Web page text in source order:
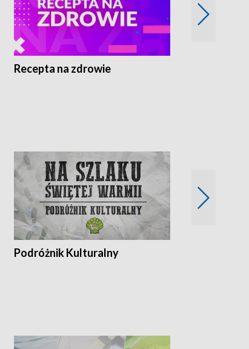
Recepta na zdrowie
Podróżnik Kulturalny